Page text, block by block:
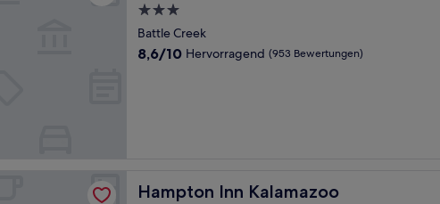
3.0-
Sterne-
Unterkunft
Battle Creek
8.6
8,6/10 Hervorragend (953 Bewertungen)
Hampton Inn Kalamazoo
Hampton Inn Kalamazoo